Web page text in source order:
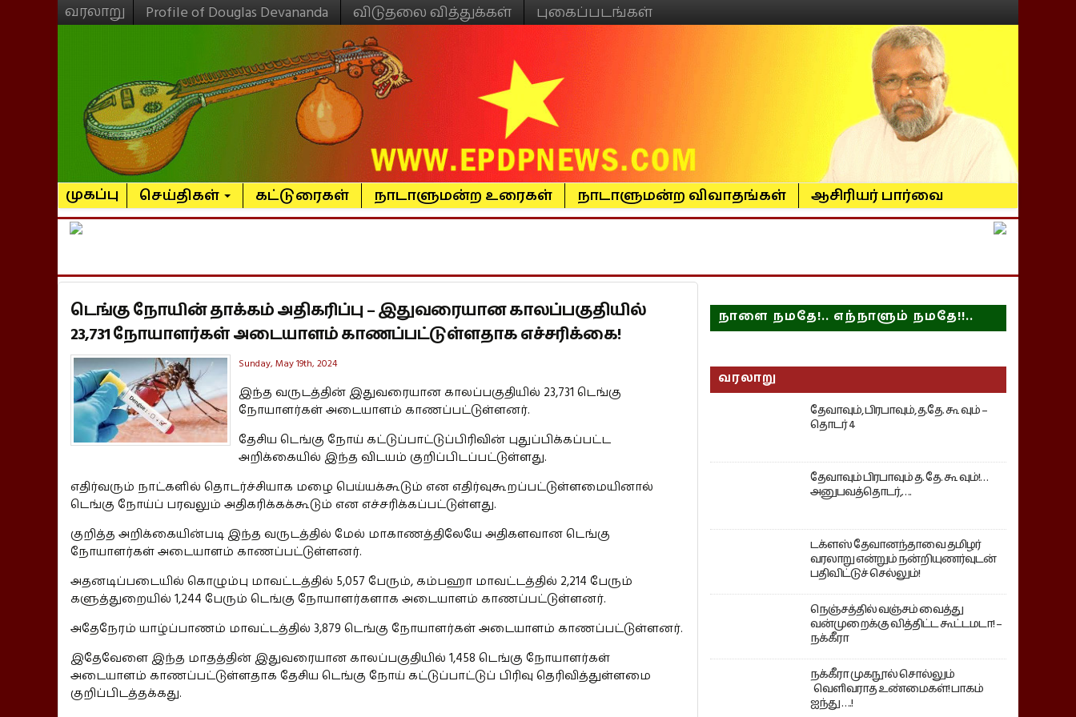
வரலாறு Profile of Douglas Devananda விடுதலை வித்துக்கள் புகைப்படங்கள்
முகப்பு செய்திகள் கட்டுரைகள் நாடாளுமன்ற உரைகள் நாடாளுமன்ற விவாதங்கள் ஆசிரியர் பார்வை
டெங்கு நோயின் தாக்கம் அதிகரிப்பு – இதுவரையான காலப்பகுதியில்
23,731 நோயாளர்கள் அடையாளம் காணப்பட்டுள்ளதாக எச்சரிக்கை!
Sunday, May 19th, 2024
இந்த வருடத்தின் இதுவரையான காலப்பகுதியில் 23,731 டெங்கு
நோயாளர்கள் அடையாளம் காணப்பட்டுள்ளனர்.
தேசிய டெங்கு நோய் கட்டுப்பாட்டுப்பிரிவின் புதுப்பிக்கப்பட்ட
அறிக்கையில் இந்த விடயம் குறிப்பிடப்பட்டுள்ளது.
எதிர்வரும் நாட்களில் தொடர்ச்சியாக மழை பெய்யக்கூடும் என எதிர்வுகூறப்பட்டுள்ளமையினால்
டெங்கு நோய்ப் பரவலும் அதிகரிக்கக்கூடும் என எச்சரிக்கப்பட்டுள்ளது.
குறித்த அறிக்கையின்படி இந்த வருடத்தில் மேல் மாகாணத்திலேயே அதிகளவான டெங்கு
நோயாளர்கள் அடையாளம் காணப்பட்டுள்ளனர்.
அதனடிப்படையில் கொழும்பு மாவட்டத்தில் 5,057 பேரும், கம்பஹா மாவட்டத்தில் 2,214 பேரும்
களுத்துறையில் 1,244 பேரும் டெங்கு நோயாளர்களாக அடையாளம் காணப்பட்டுள்ளனர்.
அதேநேரம் யாழ்ப்பாணம் மாவட்டத்தில் 3,879 டெங்கு நோயாளர்கள் அடையாளம் காணப்பட்டுள்ளனர்.
இதேவேளை இந்த மாதத்தின் இதுவரையான காலப்பகுதியில் 1,458 டெங்கு நோயாளர்கள்
அடையாளம் காணப்பட்டுள்ளதாக தேசிய டெங்கு நோய் கட்டுப்பாட்டுப் பிரிவு தெரிவித்துள்ளமை
குறிப்பிடத்தக்கது.
நாளை நமதே!.. எந்நாளும் நமதே!!..
வரலாறு
தேவாவும், பிரபாவும், த.தே. கூ வும் –
தொடர் 4
தேவாவும் பிரபாவும் த. தே. கூ வும்!…
அனுபவத்தொடர்,….
டக்ளஸ் தேவானந்தாவை தமிழர்
வரலாறு என்றும் நன்றியுணர்வுடன்
பதிவிட்டுச் செல்லும்!
நெஞ்சத்தில் வஞ்சம் வைத்து
வன்முறைக்கு வித்திட்ட கூட்டமடா! –
நக்கீரா
நக்கீரா முகநூல் சொல்லும்
வெளிவராத உண்மைகள்! பாகம்
ஐந்து ….!